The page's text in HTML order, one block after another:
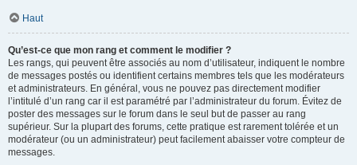
Haut
Qu’est-ce que mon rang et comment le modifier ?
Les rangs, qui peuvent être associés au nom d’utilisateur, indiquent le nombre
de messages postés ou identifient certains membres tels que les modérateurs
et administrateurs. En général, vous ne pouvez pas directement modifier
l’intitulé d’un rang car il est paramétré par l’administrateur du forum. Évitez de
poster des messages sur le forum dans le seul but de passer au rang
supérieur. Sur la plupart des forums, cette pratique est rarement tolérée et un
modérateur (ou un administrateur) peut facilement abaisser votre compteur de
messages.